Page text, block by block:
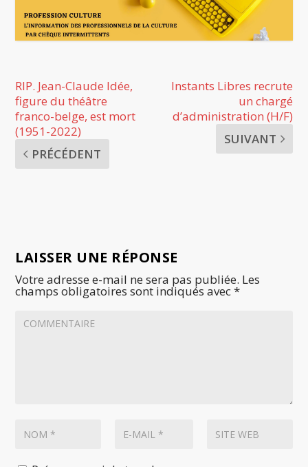
RIP. Jean-Claude Idée,
figure du théâtre
franco-belge, est mort
(1951-2022)
PRÉCÉDENT
Instants Libres recrute
un chargé
d’administration (H/F)
SUIVANT
LAISSER UNE RÉPONSE
Votre adresse e-mail ne sera pas publiée. Les
champs obligatoires sont indiqués avec*